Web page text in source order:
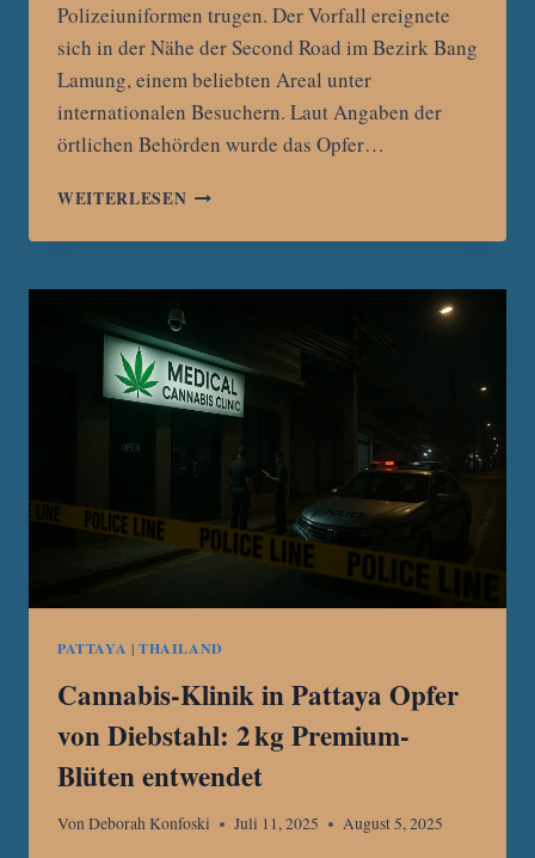
Polizeiuniformen trugen. Der Vorfall ereignete
sich in der Nähe der Second Road im Bezirk Bang
Lamung, einem beliebten Areal unter
internationalen Besuchern. Laut Angaben der
örtlichen Behörden wurde das Opfer…
WEITERLESENENTFÜHRUNG
PATTAYA:
TOURIST
VON
MÄNNERN
IN
POLIZEIUNIFORM
ÜBERFALLEN
PATTAYA | THAILAND
Cannabis-Klinik in Pattaya Opfer
von Diebstahl: 2 kg Premium-
Blüten entwendet
VonDeborah Konfoski Juli 11, 2025 August 5, 2025